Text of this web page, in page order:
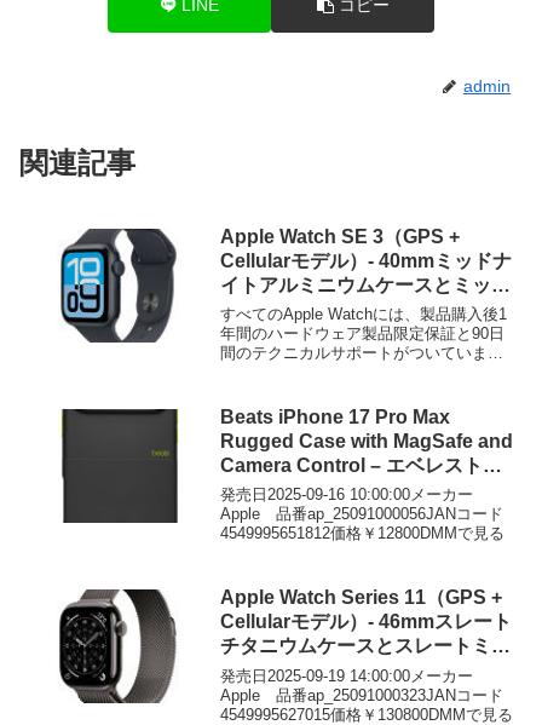
LINE コピー
admin
関連記事
Apple Watch SE 3（GPS +
Cellularモデル）- 40mmミッドナ
イトアルミニウムケースとミッド
ナイトスポーツバンド – M/L
すべてのApple Watchには、製品購入後1
年間のハードウェア製品限定保証と90日
間のテクニカルサポートがついていま
Beats iPhone 17 Pro Max
Rugged Case with MagSafe and
Camera Control – エベレストブ
ラック MGJ84PA/A
発売日2025-09-16 10:00:00メーカー
Apple 品番ap_25091000056JANコード
4549995651812価格￥12800DMMで見る
Apple Watch Series 11（GPS +
Cellularモデル）- 46mmスレート
チタニウムケースとスレートミラ
ネーゼループ – M/L
発売日2025-09-19 14:00:00メーカー
Apple 品番ap_25091000323JANコード
4549995627015価格￥130800DMMで見る